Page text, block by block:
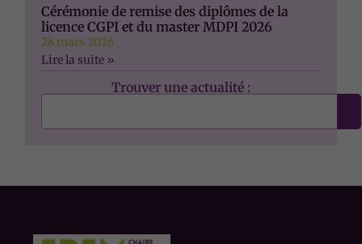
Cérémonie de remise des diplômes de la
licence CGPI et du master MDPI 2026
28 mars 2026
Lire la suite »
Trouver une actualité :
nécessaires au
fonctionnement
Statistiques
puissions